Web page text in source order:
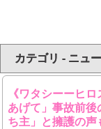
カテゴリ - ニュ
《ワタシーーヒ
あげて」事故前
ち主」と擁護の声